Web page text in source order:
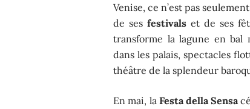
Venise, ce n’est pas
de ses festivalset de ses
transforme la lagune en bal
dans les palais, spectacles
théâtre de la splendeur
En mai, la Festa della Sensa